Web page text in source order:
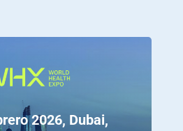
2026, Dubai,